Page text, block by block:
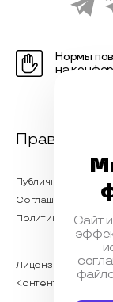
Нормы
на
Правовая
Публичная оферта
Соглашение на
Политика
Лицензионный
Контентная
Сайт